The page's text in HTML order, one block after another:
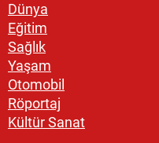
Dünya
Eğitim
Sağlık
Yaşam
Otomobil
Röportaj
Kültür Sanat